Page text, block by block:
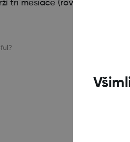
tri mesiace (rovnaký ako G5